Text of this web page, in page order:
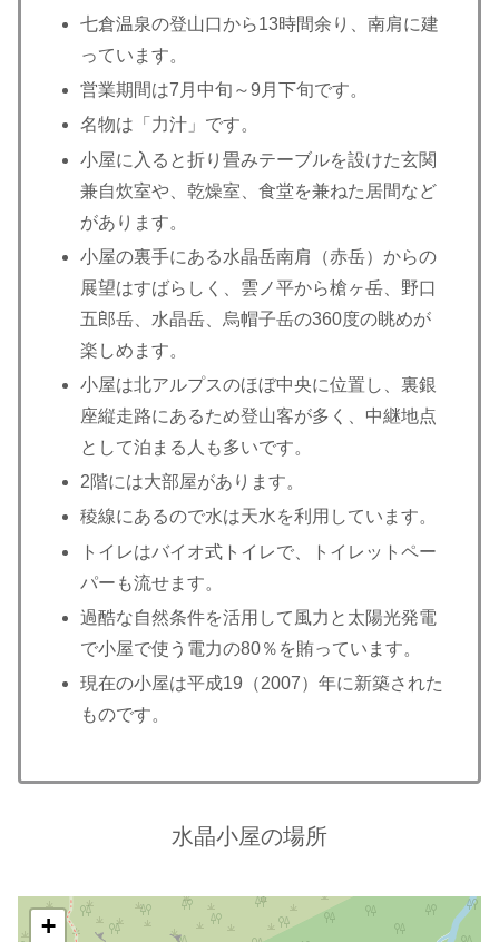
七倉温泉の登山口から13時間余り、南肩に建
っています。
営業期間は7月中旬～9月下旬です。
名物は「力汁」です。
小屋に入ると折り畳みテーブルを設けた玄関
兼自炊室や、乾燥室、食堂を兼ねた居間など
があります。
小屋の裏手にある水晶岳南肩（赤岳）からの
展望はすばらしく、雲ノ平から槍ヶ岳、野口
五郎岳、水晶岳、烏帽子岳の360度の眺めが
楽しめます。
小屋は北アルプスのほぼ中央に位置し、裏銀
座縦走路にあるため登山客が多く、中継地点
として泊まる人も多いです。
2階には大部屋があります。
稜線にあるので水は天水を利用しています。
トイレはバイオ式トイレで、トイレットペー
パーも流せます。
過酷な自然条件を活用して風力と太陽光発電
で小屋で使う電力の80％を賄っています。
現在の小屋は平成19（2007）年に新築された
ものです。
水晶小屋の場所
+